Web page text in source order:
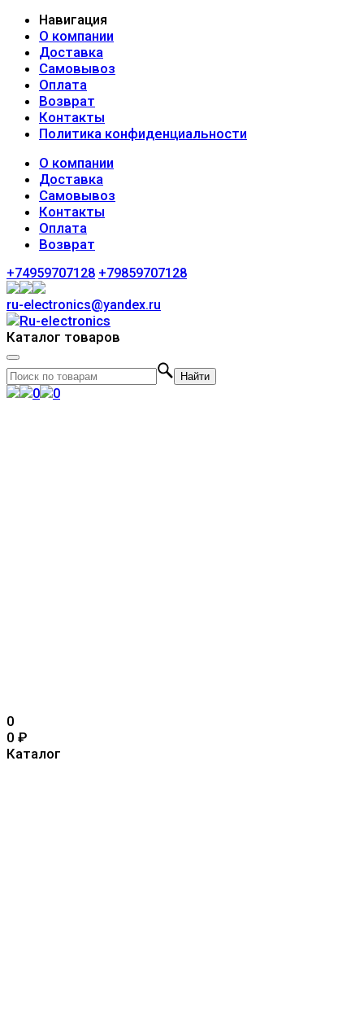
Навигация
О компании
Доставка
Самовывоз
Оплата
Возврат
Контакты
Политика конфиденциальности
О компании
Доставка
Самовывоз
Контакты
Оплата
Возврат
+74959707128 +79859707128
ru-electronics@yandex.ru
Каталог товаров
Найти
0 0
0
0 ₽
Каталог